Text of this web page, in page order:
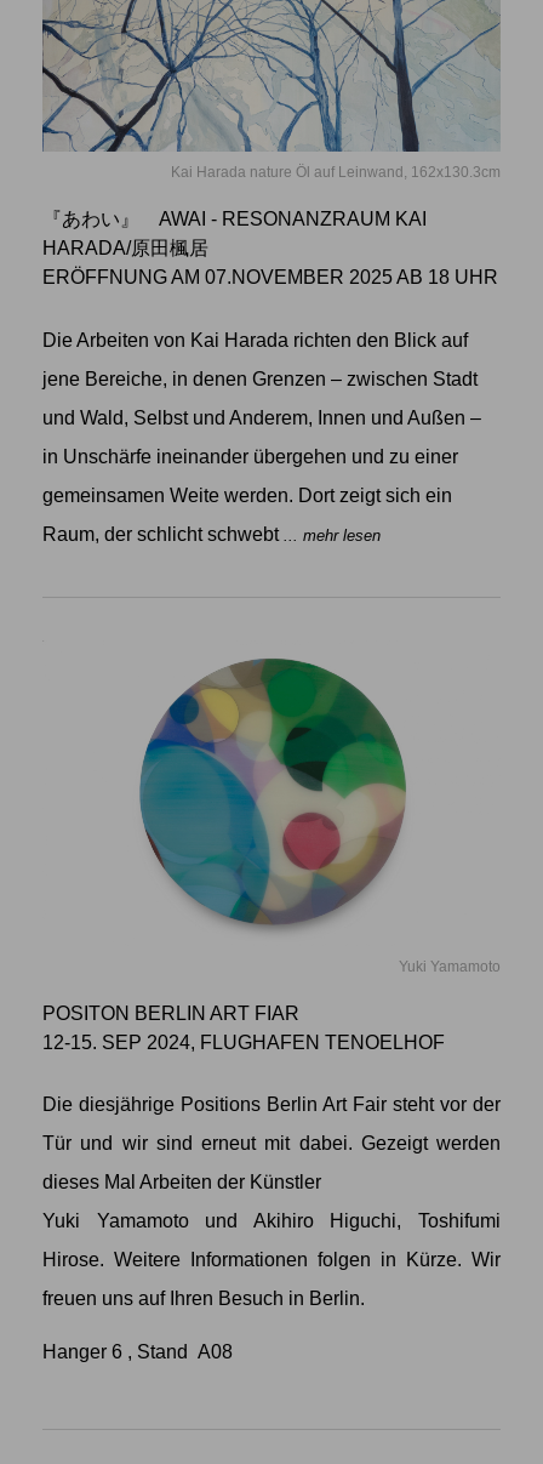
Kai Harada nature Öl auf Leinwand, 162x130.3cm
『あわい』 AWAI - RESONANZRAUM KAI
HARADA/原田楓居
ERÖFFNUNG AM 07.NOVEMBER 2025 AB 18 UHR
Die Arbeiten von Kai Harada richten den Blick auf
jene Bereiche, in denen Grenzen – zwischen Stadt
und Wald, Selbst und Anderem, Innen und Außen –
in Unschärfe ineinander übergehen und zu einer
gemeinsamen Weite werden. Dort zeigt sich ein
Raum, der schlicht schwebt
... mehr lesen
Yuki Yamamoto
POSITON BERLIN ART FIAR
12-15. SEP 2024, FLUGHAFEN TENOELHOF
Die diesjährige Positions Berlin Art Fair steht vor der
Tür und wir sind erneut mit dabei. Gezeigt werden
dieses Mal Arbeiten der Künstler
Yuki Yamamotound Akihiro Higuchi,Toshifumi
Hirose. Weitere Informationen folgen in Kürze. Wir
freuen uns auf Ihren Besuch in Berlin.
Hanger 6 , Stand A08